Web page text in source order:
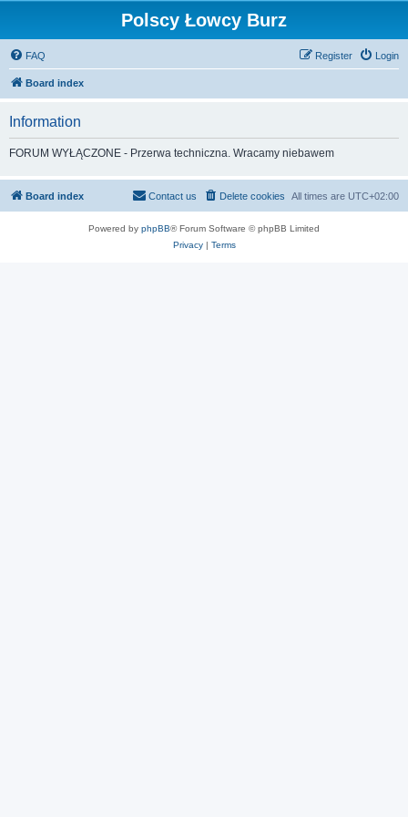
Polscy Łowcy Burz
FAQ Login
Register
Board index
Information
FORUM WYŁĄCZONE - Przerwa techniczna. Wracamy niebawem
Board index All times are UTC+02:00
Delete cookies
Contact us
Powered by phpBB® Forum Software © phpBB Limited
Privacy| Terms